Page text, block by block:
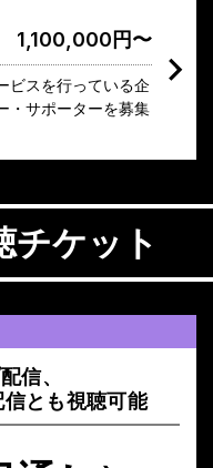
1,100,000円〜
ビスを行っている企
・サポーターを募集
チケット
信、
とも視聴可能